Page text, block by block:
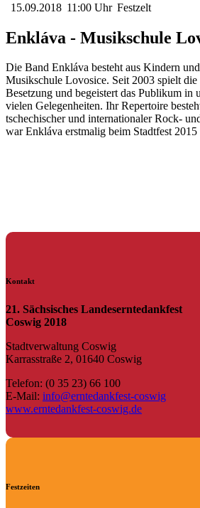
15.09.2018 11:00 Uhr Festzelt
Enkláva - Musikschule
Die Band Enkláva besteht aus Kindern
Musikschule Lovosice. Seit 2003 spielt
Besetzung und begeistert das Publikum in
vielen Gelegenheiten. Ihr Repertoire
tschechischer und internationaler Rock-
war Enkláva erstmalig beim Stadtfest 2015
Kontakt
21. Sächsisches Landeserntedankfest
Coswig 2018
Stadtverwaltung Coswig
Karrasstraße 2, 01640 Coswig
Telefon: (0 35 23) 66 100
E-Mail: info@erntedankfest-coswig
www.erntedankfest-coswig.de
Festzeiten